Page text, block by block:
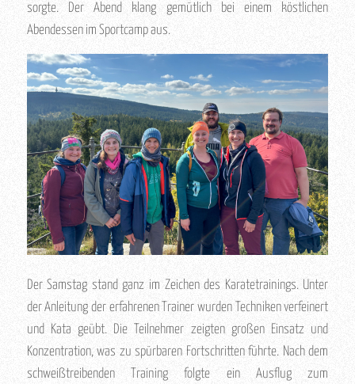
sorgte. Der Abend klang gemütlich bei einem köstlichen
Abendessen im Sportcamp aus.
Der Samstag stand ganz im Zeichen des Karatetrainings. Unter
der Anleitung der erfahrenen Trainer wurden Techniken verfeinert
und Kata geübt. Die Teilnehmer zeigten großen Einsatz und
Konzentration, was zu spürbaren Fortschritten führte. Nach dem
schweißtreibenden Training folgte ein Ausflug zum